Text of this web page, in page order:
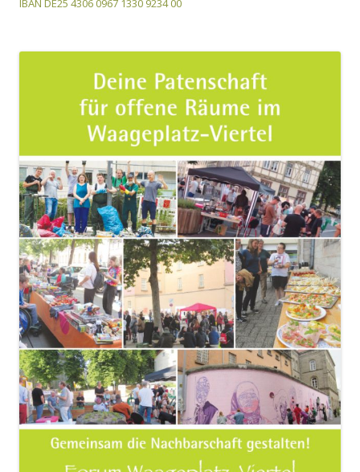
IBAN DE25 4306 0967 1330 9234 00